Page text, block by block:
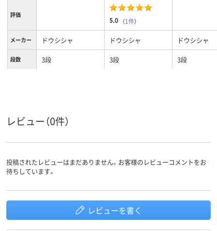
評価
5.0 （1件）
メーカー ドウシシャ ドウシシャ ドウシシャ
段数 3段 3段 3段
商品区分
ラック（セット品／
レビュー（0件）
投稿されたレビューはまだありません。お客様のレビューコメントをお
待ちしています。
レビューを書く